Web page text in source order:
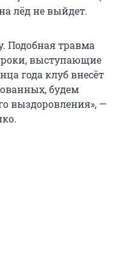
лёд не выйдет.
Подобная травма
выступающие
года клуб внесёт
будем
выздоровления», —